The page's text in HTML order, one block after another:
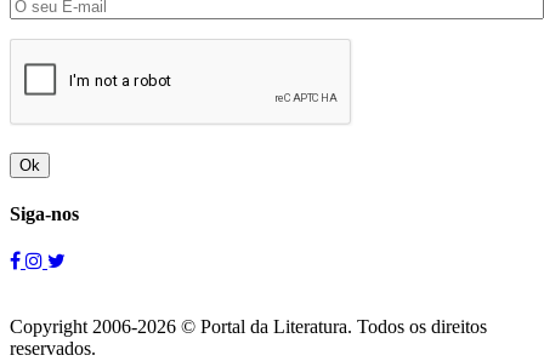
Ok
Siga-nos
Copyright 2006-2026 © Portal da Literatura. Todos os direitos
reservados.